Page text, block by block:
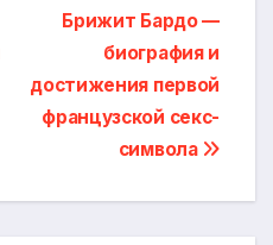
Брижит Бардо —
биография и
достижения первой
французской секс-
символа